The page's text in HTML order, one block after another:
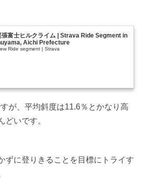
張富士ヒルクライム | Strava Ride Segment in
Aichi Prefecture
Ride segment | Strava
が、平均斜度は11.6％とかなり高
どいです。
ずに登りきることを目標にトライす